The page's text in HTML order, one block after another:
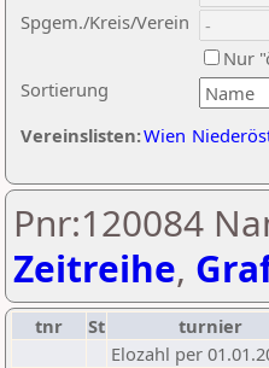
Sortierung
Spgem./Kreis/Verein
Nur
Vereinslisten:Wien
Pnr:120084
Zeitreihe,
tnr St turnier
Elozahl per